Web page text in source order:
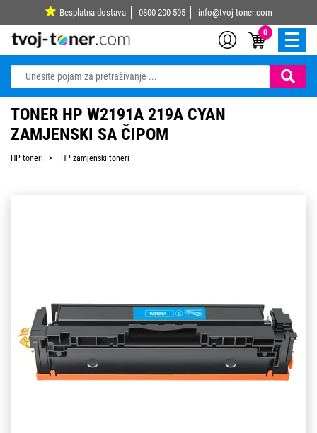
Besplatna dostava 0800 200 505 info@tvoj-toner.com
0
TONER HP W2191A 219A CYAN
ZAMJENSKI SA ČIPOM
HP toneri HP zamjenski toneri